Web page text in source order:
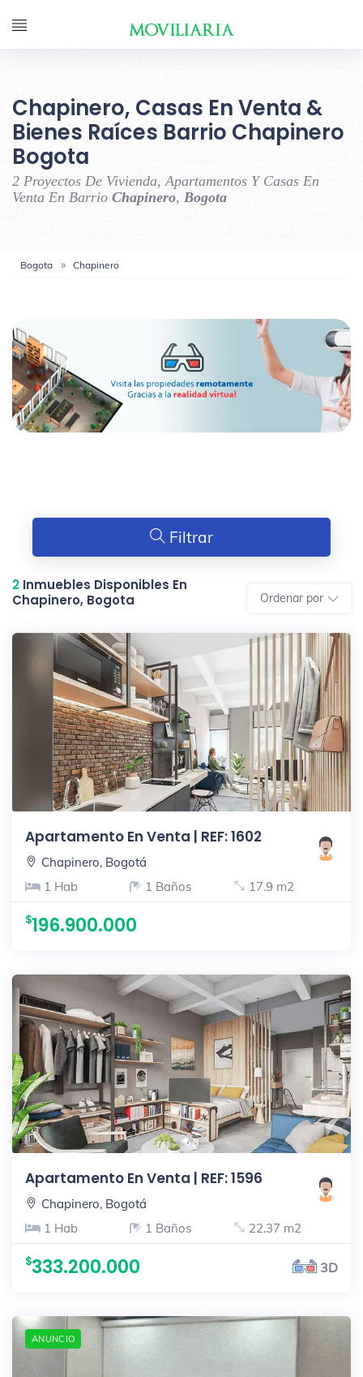
Chapinero, Casas En Venta &
Bienes Raíces Barrio Chapinero
Bogota
2 Proyectos De Vivienda, Apartamentos Y Casas En
Venta En Barrio Chapinero, Bogota
Bogota Chapinero
Filtrar
2 Inmuebles Disponibles En
Chapinero, Bogota
Ordenar por
Apartamento En Venta | REF: 1602
Chapinero, Bogotá
1 Hab
1 Baños 17.9 m2
196.900.000
Apartamento En Venta | REF: 1596
Chapinero, Bogotá
1 Hab
1 Baños 22.37 m2
333.200.000 3D
ANUNCIO